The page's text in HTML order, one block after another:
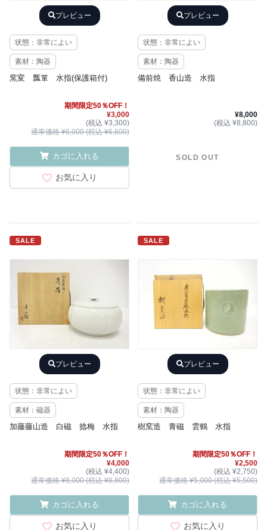
プレビュー
状態：非常によい
素材：陶器
窯変 瓢箪 水指(保護箱付)
期間限定50％OFF！
¥3,000
(税込 ¥3,300)
通常価格 ¥6,000 (税込 ¥6,600)
カゴに入れる
お気に入り
プレビュー
状態：非常によい
素材：陶器
備前焼 香山造 水指
¥8,000
(税込 ¥8,800)
SOLD OUT
SALE
プレビュー
状態：非常によい
素材：磁器
加藤藤山造 白磁 捻梅 水指
期間限定50％OFF！
¥4,000
(税込 ¥4,400)
通常価格 ¥8,000 (税込 ¥8,800)
カゴに入れる
お気に入り
SALE
プレビュー
状態：非常によい
素材：陶器
樹窯造 青磁 雲鶴 水指
期間限定50％OFF！
¥2,500
(税込 ¥2,750)
通常価格 ¥5,000 (税込 ¥5,500)
カゴに入れる
お気に入り